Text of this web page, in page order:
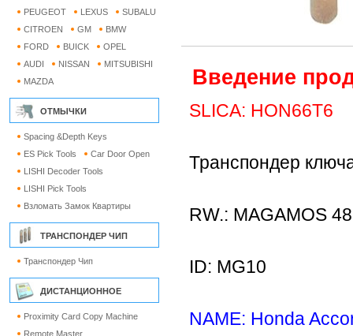
PEUGEOT
LEXUS
SUBALU
CITROEN
GM
BMW
FORD
BUICK
OPEL
AUDI
NISSAN
MITSUBISHI
MAZDA
ОТМЫЧКИ
Spacing &Depth Keys
ES Pick Tools
Car Door Open
LISHI Decoder Tools
LISHI Pick Tools
Взломать Замок Квартиры
ТРАНСПОНДЕР ЧИП
Транспондер Чип
ДИСТАНЦИОННОЕ
Proximity Card Copy Machine
Remote Master
Введение
SLICA: HON66T6
Транспондер
RW.: MAGAMOS 48
ID: MG10
NAME: Honda